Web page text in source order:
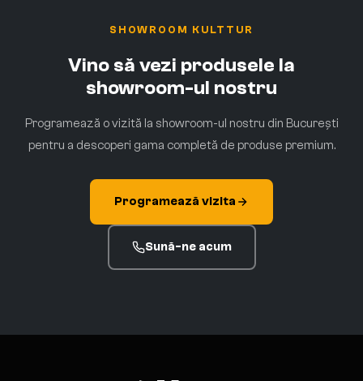
SHOWROOM KULTTUR
Vino să vezi produsele la
showroom-ul nostru
Programează o vizită la showroom-ul nostru din București
pentru a descoperi gama completă de produse premium.
Programează vizita
Sună-ne acum